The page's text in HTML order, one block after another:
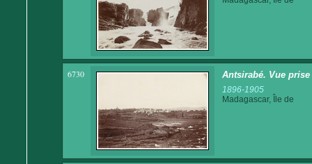
6730 Antsirabé. Vue prise
1896-1905
Madagascar, Île de